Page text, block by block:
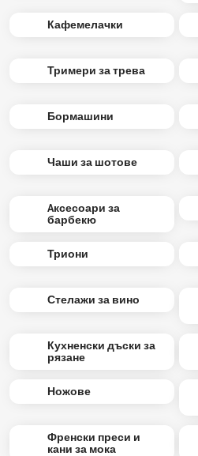
Кафемелачки
Тримери за трева
Бормашини
Чаши за шотове
Aксесоари за
барбекю
Триони
Стелажи за вино
Кухненски дъски за
рязане
Ножове
Френски преси и
кани за мока